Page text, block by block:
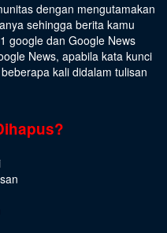
dengan mengutamakan
sehingga berita kamu
google dan Google News
News, apabila kata kunci
kali didalam tulisan